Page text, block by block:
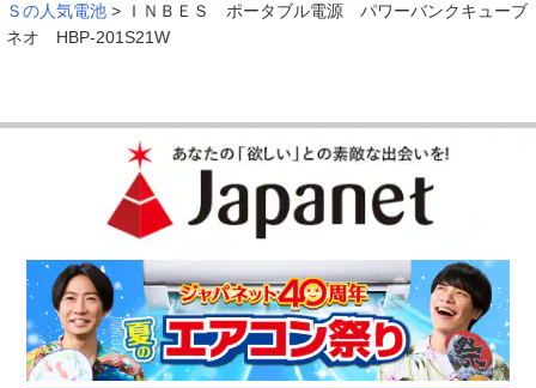
小型で重たくもなく、使いやすい。普段机の上に置いてます。
電源としても役に立ちます。
購入して良かったです
の灯りをつけてるだけで本当に安心して寝られます。常に充電
しています。コンパクトだし携帯の充電もできるし、購入して
良かったです。
（千葉県60代T.E様）
Ｓの人気電池 >
ＩＮＢＥＳ ポータブル電源 パワーバンクキューブ
ネオ HBP-201S21W